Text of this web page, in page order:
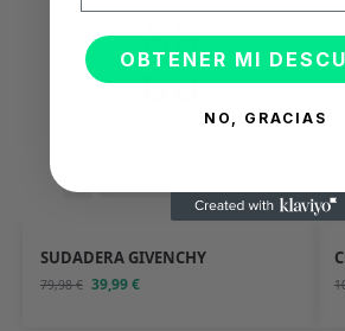
SUDADERA GIVENCHY
79,98€ 39,99€
OBTENER MI
NO, GRACIAS